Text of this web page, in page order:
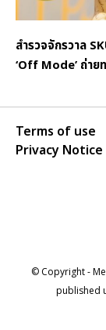
สำรวจจักรวาล
‘Off Mode’ ถ่าย
Terms of use
Privacy Notice
© Copyright -
published